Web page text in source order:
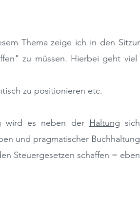
Thema zeige ich in den
zu müssen. Hierbei geht viel
zu positionieren etc.
wird es neben der Haltung
und pragmatischer Buchhaltung
Steuergesetzen schaffen =